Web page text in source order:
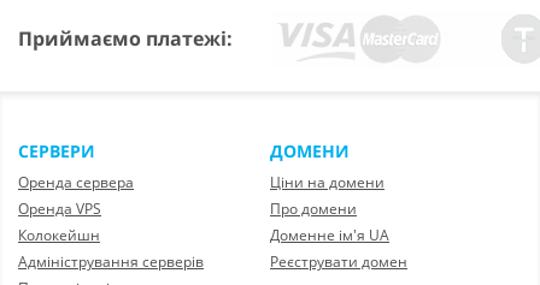
Приймаємо платежі:
СЕРВЕРИ
Оренда сервера
Оренда VPS
Колокейшн
Адміністрування серверів
ДОМЕНИ
Ціни на домени
Про домени
Доменне ім'я UA
Реєструвати домен